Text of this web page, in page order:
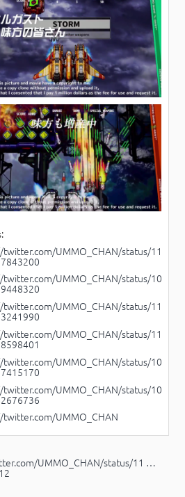
UMMO_CHAN/status/11
UMMO_CHAN/status/10
UMMO_CHAN/status/11
UMMO_CHAN/status/11
UMMO_CHAN/status/10
UMMO_CHAN/status/10
UMMO_CHAN
UMMO_CHAN/status/11 …